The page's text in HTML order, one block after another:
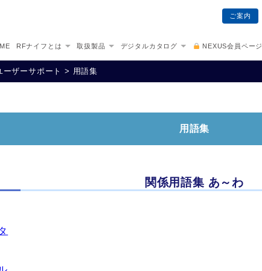
RFナイフとは 取扱製品 デジタルカタログ NEXUS会員ページ
ご案内
ーザーサポート > 用語集
用語集
関係用語集 あ～わ